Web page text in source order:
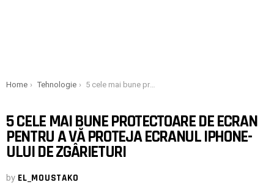
You are here:
Home Tehnologie 5 cele mai bune protectoare de ecran pentru a vă proteja ecranul iPhone-ului de zgârieturi
5 CELE MAI BUNE PROTECTOARE DE ECRAN
PENTRU A VĂ PROTEJA ECRANUL IPHONE-
ULUI DE ZGÂRIETURI
by EL_MOUSTAKO